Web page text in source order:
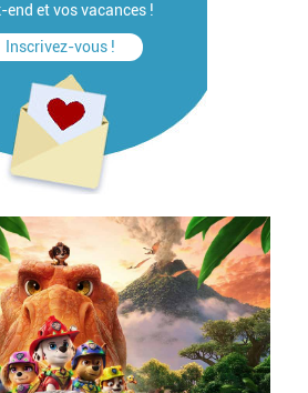
end et vos vacances !
Inscrivez-vous !